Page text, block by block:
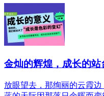
金灿的辉煌，成长的站
放眼望去，那绚丽的云霞